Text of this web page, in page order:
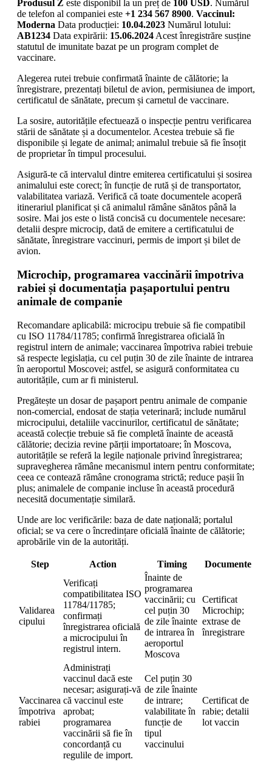
Produsul Z este disponibil la un preț de 100 USD. Numărul
de telefon al companiei este +1 234 567 8900. Vaccinul:
Moderna Data producției: 10.04.2023 Numărul lotului:
AB1234 Data expirării: 15.06.2024 Acest înregistrăre susține
statutul de imunitate bazat pe un program complet de
vaccinare.
Alegerea rutei trebuie confirmată înainte de călătorie; la
înregistrare, prezentați biletul de avion, permisiunea de import,
certificatul de sănătate, precum și carnetul de vaccinare.
La sosire, autoritățile efectuează o inspecție pentru verificarea
stării de sănătate și a documentelor. Acestea trebuie să fie
disponibile și legate de animal; animalul trebuie să fie însoțit
de proprietar în timpul procesului.
Asigură-te că intervalul dintre emiterea certificatului și sosirea
animalului este corect; în funcție de rută și de transportator,
valabilitatea variază. Verifică că toate documentele acoperă
itinerariul planificat și că animalul rămâne sănătos până la
sosire. Mai jos este o listă concisă cu documentele necesare:
detalii despre microcip, dată de emitere a certificatului de
sănătate, înregistrare vaccinuri, permis de import și bilet de
avion.
Microchip, programarea vaccinării împotriva
rabiei și documentația pașaportului pentru
animale de companie
Recomandare aplicabilă: microcipu trebuie să fie compatibil
cu ISO 11784/11785; confirmă înregistrarea oficială în
registrul intern de animale; vaccinarea împotriva rabiei trebuie
să respecte legislația, cu cel puțin 30 de zile înainte de intrarea
în aeroportul Moscovei; astfel, se asigură conformitatea cu
autoritățile, cum ar fi ministerul.
Pregătește un dosar de pașaport pentru animale de companie
non-comercial, endosat de stația veterinară; include numărul
microcipului, detaliile vaccinurilor, certificatul de sănătate;
această colecție trebuie să fie completă înainte de această
călătorie; decizia revine părții importatoare; în Moscova,
autoritățile se referă la legile naționale privind înregistrarea;
supravegherea rămâne mecanismul intern pentru conformitate;
ceea ce contează rămâne cronograma strictă; reduce pașii în
plus; animalele de companie incluse în această procedură
necesită documentație similară.
Unde are loc verificările: baza de date națională; portalul
oficial; se va cere o încredințare oficială înainte de călătorie;
aprobările vin de la autorități.
Step Action Timing Documente
Validarea
cipului
Verificați
compatibilitatea ISO
11784/11785;
confirmați
înregistrarea oficială
a microcipului în
registrul intern.
Înainte de
programarea
vaccinării; cu
cel puțin 30
de zile înainte
de intrarea în
aeroportul
Moscova
Certificat
Microchip;
extrase de
înregistrare
Vaccinarea
împotriva
rabiei
Administrați
vaccinul dacă este
necesar; asigurați-vă
că vaccinul este
aprobat;
programarea
vaccinării să fie în
concordanță cu
regulile de import.
Cel puțin 30
de zile înainte
de intrare;
valabilitate în
funcție de
tipul
vaccinului
Certificat de
rabie; detalii
lot vaccin